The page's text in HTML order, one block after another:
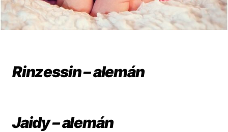
Rinzessin – alemán
Jaidy – alemán